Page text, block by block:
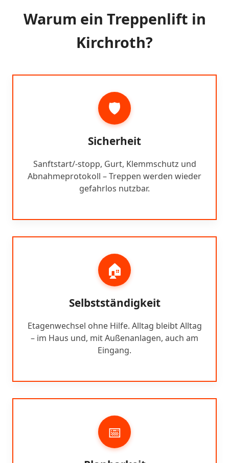
Warum ein Treppenlift in
Kirchroth?
🛡️
Sicherheit
Sanftstart/-stopp, Gurt, Klemmschutz und
Abnahmeprotokoll – Treppen werden wieder
gefahrlos nutzbar.
🏠
Selbstständigkeit
Etagenwechsel ohne Hilfe. Alltag bleibt Alltag
– im Haus und, mit Außenanlagen, auch am
Eingang.
📅